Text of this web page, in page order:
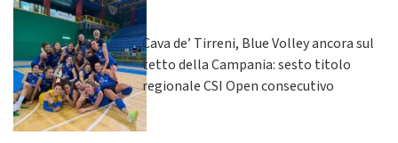
Cava de’ Tirreni, Blue Volley ancora sul
tetto della Campania: sesto titolo
regionale CSI Open consecutivo